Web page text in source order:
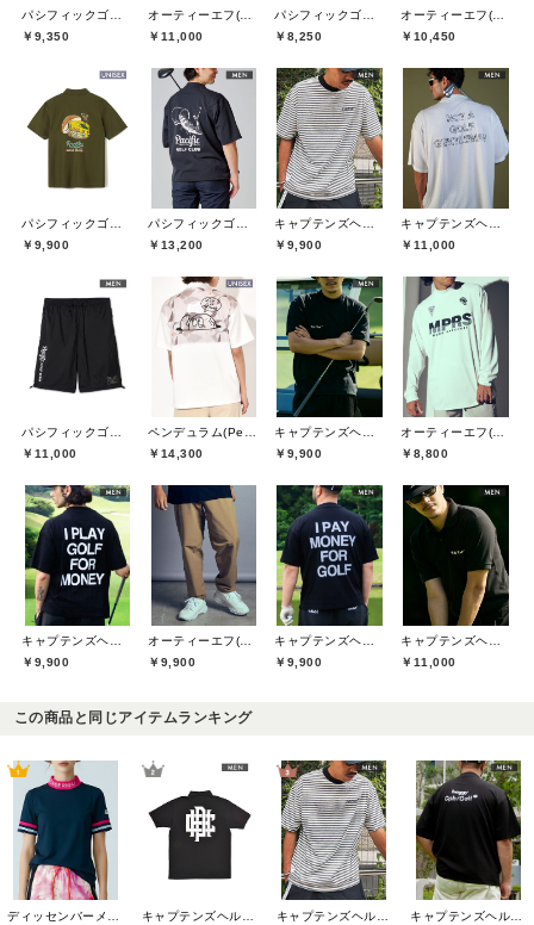
￥9,350
￥11,000
￥8,250
￥10,450
￥9,900
￥13,200
￥9,900
￥11,000
￥11,000
￥14,300
￥9,900
￥8,800
￥9,900
￥9,900
￥9,900
￥11,000
この商品と同じアイテムランキング
ディッセンバーメイ(DECEMBERMAY)
キャプテンズヘルムゴルフ(Captains Helm Golf)
キャプテンズヘルムゴルフ(Captains Helm Golf)
キャプテンズヘルムゴルフ(Captains Helm Golf)